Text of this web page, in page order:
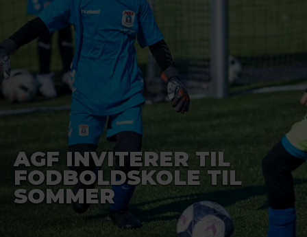
AGF INVITERER TIL
FODBOLDSKOLE TIL
SOMMER